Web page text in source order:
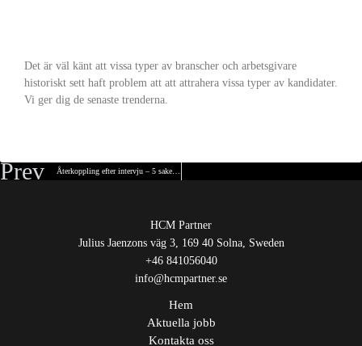
Det är väl känt att vissa typer av branscher och arbetsgivare
historiskt sett haft problem att att attrahera vissa typer av kandidater.
Vi ger dig de senaste trenderna.
Prev
HCM Partner
Julius Jaenzons väg 3, 169 40 Solna, Sweden
+46 841056040
info@hcmpartner.se
Hem
Aktuella jobb
Kontakta oss